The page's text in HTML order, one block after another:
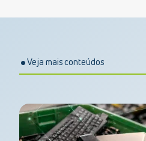
Veja mais conteúdos